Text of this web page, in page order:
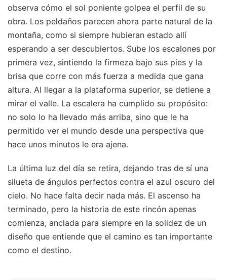
observa cómo el sol poniente golpea el perfil de su
obra. Los peldaños parecen ahora parte natural de la
montaña, como si siempre hubieran estado allí
esperando a ser descubiertos. Sube los escalones por
primera vez, sintiendo la firmeza bajo sus pies y la
brisa que corre con más fuerza a medida que gana
altura. Al llegar a la plataforma superior, se detiene a
mirar el valle. La escalera ha cumplido su propósito:
no solo lo ha llevado más arriba, sino que le ha
permitido ver el mundo desde una perspectiva que
hace unos minutos le era ajena.
La última luz del día se retira, dejando tras de sí una
silueta de ángulos perfectos contra el azul oscuro del
cielo. No hace falta decir nada más. El ascenso ha
terminado, pero la historia de este rincón apenas
comienza, anclada para siempre en la solidez de un
diseño que entiende que el camino es tan importante
como el destino.